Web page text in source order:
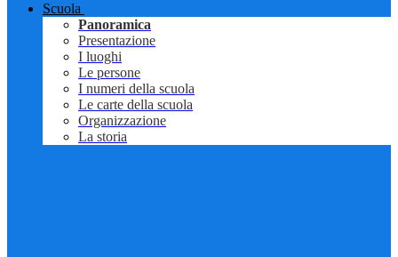
Scuola
Panoramica
Presentazione
I luoghi
Le persone
I numeri della scuola
Le carte della scuola
Organizzazione
La storia